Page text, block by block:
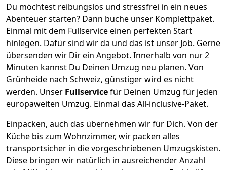
Du möchtest reibungslos und stressfrei in ein neues
Abenteuer starten? Dann buche unser Komplettpaket.
Einmal mit dem Fullservice einen perfekten Start
hinlegen. Dafür sind wir da und das ist unser Job. Gerne
übersenden wir Dir ein Angebot. Innerhalb von nur2
Minuten kannst Du Deinen Umzug neu planen. Von
Grünheide nach Schweiz, günstiger wird es nicht
werden. Unser Fullservicefür Deinen Umzug für jeden
europaweiten Umzug. Einmal das All-inclusive-Paket.
Einpacken, auch das übernehmen wir für Dich. Von der
Küche bis zum Wohnzimmer, wir packen alles
transportsicher in die vorgeschriebenen Umzugskisten.
Diese bringen wir natürlich in ausreichender Anzahl